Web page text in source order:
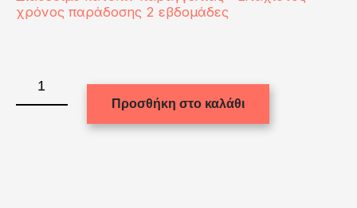
χρόνος παράδοσης 2 εβδομάδες
WHITE/GLOSS
12oz
Προσθήκη στο καλάθι